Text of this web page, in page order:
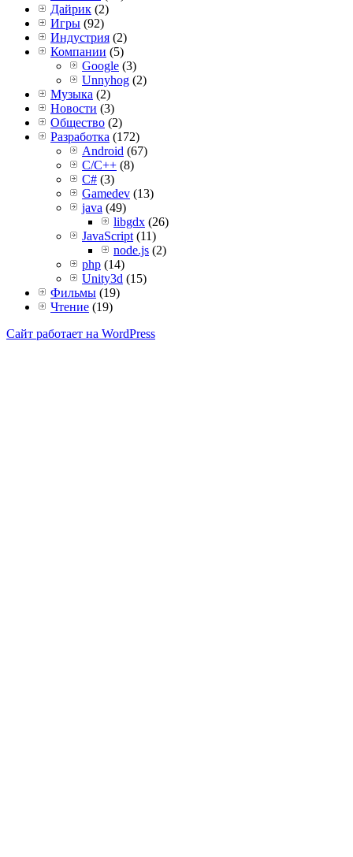
Дайрик (2)
Игры (92)
Индустрия (2)
Компании (5)
Google (3)
Unnyhog (2)
Музыка (2)
Новости (3)
Общество (2)
Разработка (172)
Android (67)
C/C++ (8)
C# (3)
Gamedev (13)
java (49)
libgdx (26)
JavaScript (11)
node.js (2)
php (14)
Unity3d (15)
Фильмы (19)
Чтение (19)
Сайт работает на WordPress